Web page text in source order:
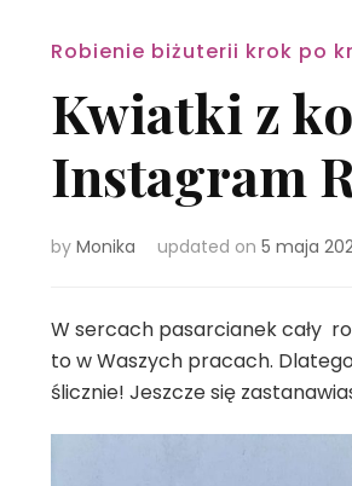
Robienie biżuterii krok po
Kwiatki z
Instagram
by Monika updated on 5 maja
W sercach pasarcianek cały
to w Waszych pracach.
ślicznie! Jeszcze się